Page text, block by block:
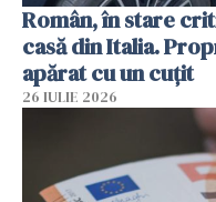
Român, în stare
casă din Italia.
apărat cu un cuțit
26 IULIE 2026